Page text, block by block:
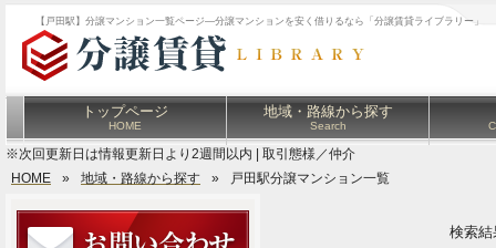
【戸田駅】分譲マンション一覧ページ―分譲マンションを安く借りるなら「分譲賃貸ライブラリー」
トップページ
HOME
地域・路線から探す
Search
※次回更新日は情報更新日より2週間以内 | 取引態様／仲介
HOME
» 地域・路線から探す » 戸田駅分譲マンション一覧
検索